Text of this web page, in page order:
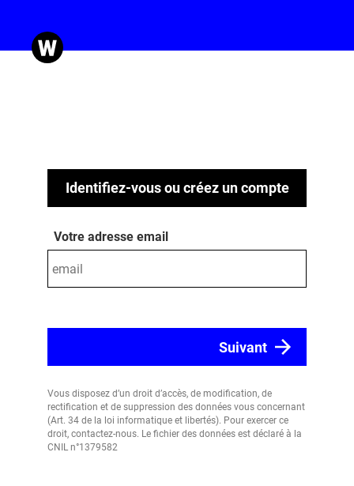
Identifiez-vous ou créez un compte
Votre adresse email
Vous disposez d’un droit d’accès, de modification, de
rectification et de suppression des données vous concernant
(Art. 34 de la loi informatique et libertés). Pour exercer ce
droit, contactez-nous. Le fichier des données est déclaré à la
CNIL n°1379582